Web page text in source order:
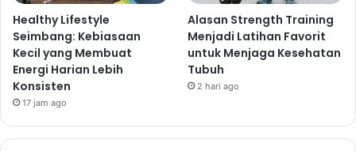
Mengonsumsi makanan sehat di era digital
membutuhkan strategi khusus. Kemudahan memesan
makanan instan melalui aplikasi online harus
diimbangi dengan kesadaran akan nutrisi yang
dikonsumsi.
Perencanaan Menu Mingguan
Buatlah perencanaan menu mingguan untuk
Healthy Lifestyle
Seimbang: Kebiasaan
Kecil yang Membuat
Energi Harian Lebih
Konsisten
17 jam ago
Alasan Strength Training
Menjadi Latihan Favorit
untuk Menjaga Kesehatan
Tubuh
2 hari ago